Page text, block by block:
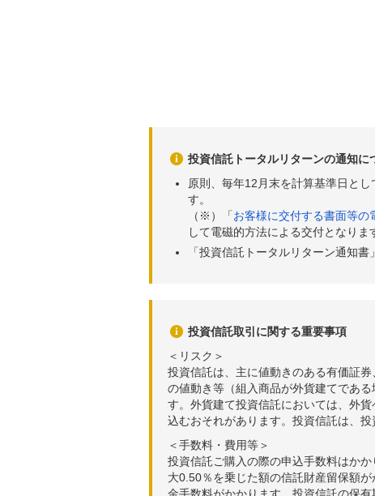
投資信託トータルリターンの通知に
原則、毎年12月末を計算基準日と
す。
（※）「お客様に交付する書面等の
して電磁的方法による交付となりま
「投資信託トータルリターン通知
投資信託取引に関する重要事項
＜リスク＞
投資信託は、主に値動きのある有価証
の値動き等（組入商品が外貨建てであ
す。外貨建て投資信託においては、外
込むおそれがあります。投資信託は、
＜手数料・費用等＞
投資信託ご購入の際の申込手数料はか
大0.50％を乗じた額の信託財産留保額
金手数料がかかります。投資信託の保